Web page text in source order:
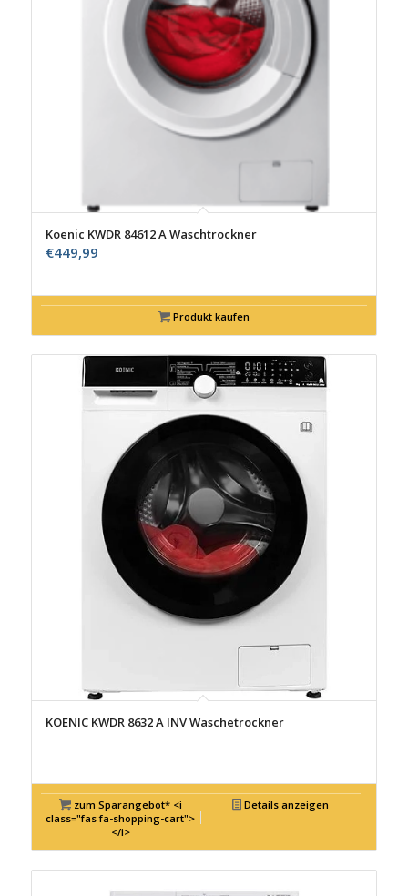
Koenic KWDR 84612 A Waschtrockner
€449,99
Produkt kaufen
KOENIC KWDR 8632 A INV Waschetrockner
zum Sparangebot* <i
class="fas fa-shopping-cart">
</i>
Details anzeigen